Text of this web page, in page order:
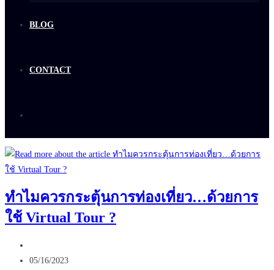
BLOG
CONTACT
ทำไมควรกระตุ้นการท่องเที่ยว…ด้วยการ
ใช้ Virtual Tour ?
author:
Post
05/16/2023